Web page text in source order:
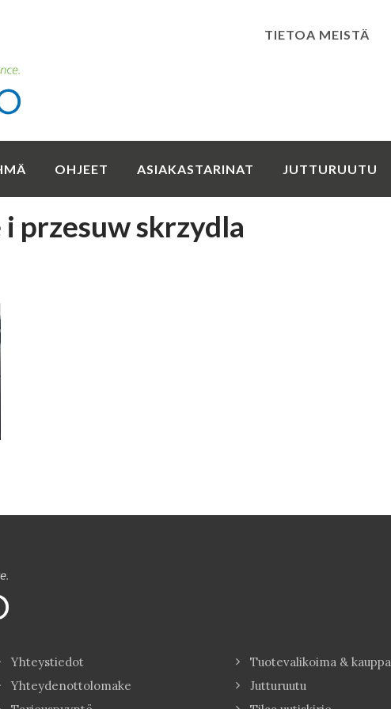
TIETOA MEISTÄ
OHJEET ASIAKASTARINAT JUTTURUUTU
przesuw skrzydla
Yhteystiedot
Yhteydenottolomake
Tuotevalikoima & kauppa
Jutturuutu